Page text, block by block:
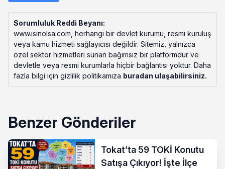
Sorumluluk Reddi Beyanı:
www.isinolsa.com, herhangi bir devlet kurumu, resmi kuruluş
veya kamu hizmeti sağlayıcısı değildir. Sitemiz, yalnızca
özel sektör hizmetleri sunan bağımsız bir platformdur ve
devletle veya resmi kurumlarla hiçbir bağlantısı yoktur. Daha
fazla bilgi için gizlilik politikamıza buradan ulaşabilirsiniz.
Benzer Gönderiler
Tokat’ta 59 TOKİ Konutu
Satışa Çıkıyor! İşte İlçe